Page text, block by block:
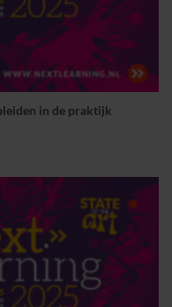
in de praktijk